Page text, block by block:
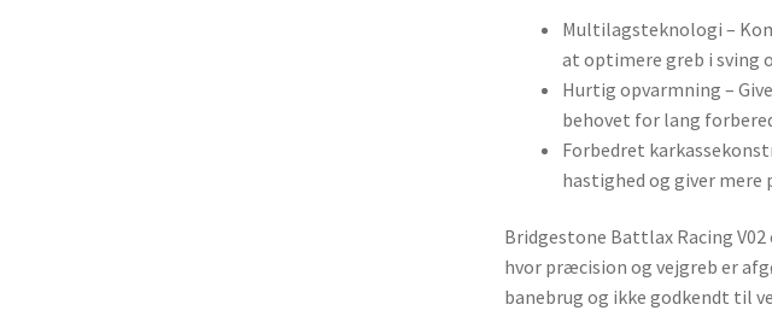
Multilagsteknologi –
at optimere greb i sving
Hurtig opvarmning –
behovet for lang
Forbedret
hastighed og giver mere
Bridgestone Battlax Racing
hvor præcision og vejgreb er
banebrug og ikke godkendt til